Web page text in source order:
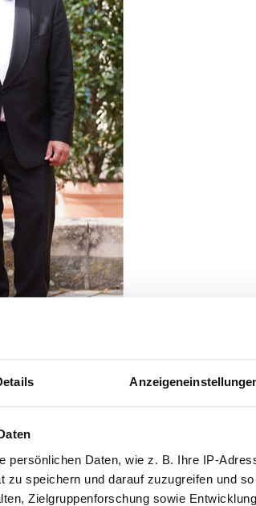
persönlichen Daten, wie z. B. Ihre IP-
speichern und darauf zuzugreifen und
Zielgruppenforschung sowie
Advertisement